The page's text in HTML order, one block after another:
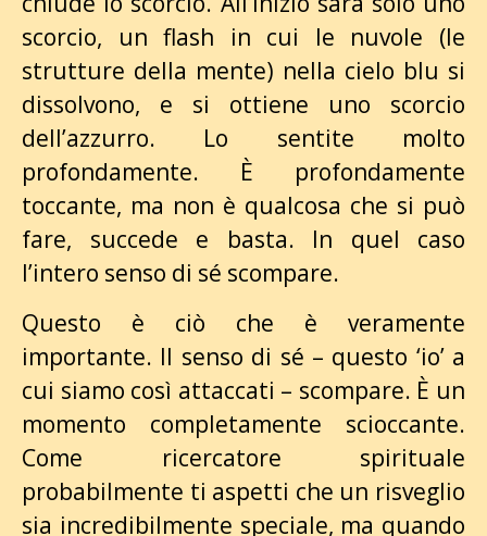
scorcio, un flash in cui le nuvole (le
strutture della mente) nella cielo blu si
dissolvono, e si ottiene uno scorcio
dell’azzurro. Lo sentite molto
profondamente. È profondamente
toccante, ma non è qualcosa che si può
fare, succede e basta. In quel caso
l’intero senso di sé scompare.
Questo è ciò che è veramente
importante. Il senso di sé – questo ‘io’ a
cui siamo così attaccati – scompare. È un
momento completamente scioccante.
Come ricercatore spirituale
probabilmente ti aspetti che un risveglio
sia incredibilmente speciale, ma quando